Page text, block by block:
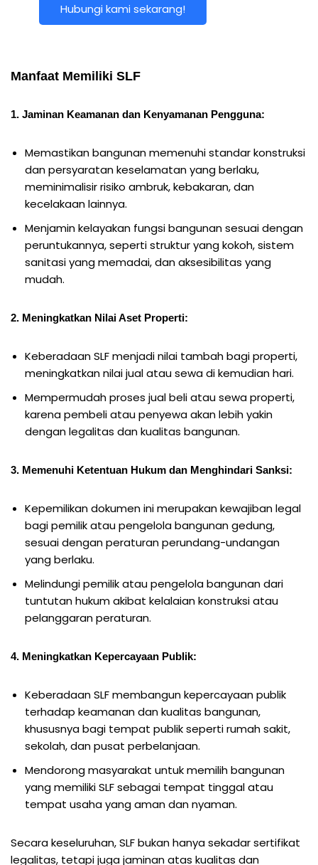
Hubungi kami sekarang!
Manfaat Memiliki SLF
1. Jaminan Keamanan dan Kenyamanan Pengguna:
Memastikan bangunan memenuhi standar konstruksi
dan persyaratan keselamatan yang berlaku,
meminimalisir risiko ambruk, kebakaran, dan
kecelakaan lainnya.
Menjamin kelayakan fungsi bangunan sesuai dengan
peruntukannya, seperti struktur yang kokoh, sistem
sanitasi yang memadai, dan aksesibilitas yang
mudah.
2. Meningkatkan Nilai Aset Properti:
Keberadaan SLF menjadi nilai tambah bagi properti,
meningkatkan nilai jual atau sewa di kemudian hari.
Mempermudah proses jual beli atau sewa properti,
karena pembeli atau penyewa akan lebih yakin
dengan legalitas dan kualitas bangunan.
3. Memenuhi Ketentuan Hukum dan Menghindari Sanksi:
Kepemilikan dokumen ini merupakan kewajiban legal
bagi pemilik atau pengelola bangunan gedung,
sesuai dengan peraturan perundang-undangan
yang berlaku.
Melindungi pemilik atau pengelola bangunan dari
tuntutan hukum akibat kelalaian konstruksi atau
pelanggaran peraturan.
4. Meningkatkan Kepercayaan Publik:
Keberadaan SLF membangun kepercayaan publik
terhadap keamanan dan kualitas bangunan,
khususnya bagi tempat publik seperti rumah sakit,
sekolah, dan pusat perbelanjaan.
Mendorong masyarakat untuk memilih bangunan
yang memiliki SLF sebagai tempat tinggal atau
tempat usaha yang aman dan nyaman.
Secara keseluruhan, SLF bukan hanya sekadar sertifikat
legalitas, tetapi juga jaminan atas kualitas dan